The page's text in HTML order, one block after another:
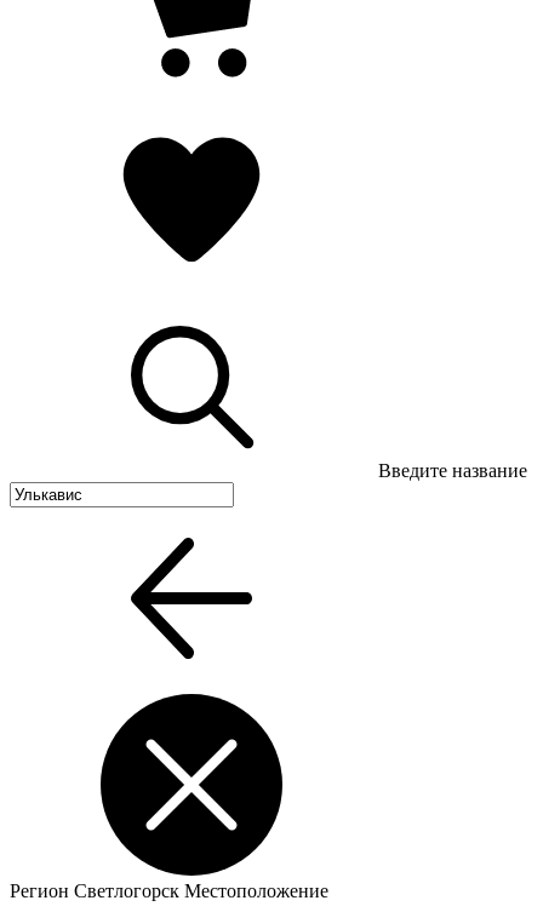
Введите название
Регион Светлогорск Местоположение